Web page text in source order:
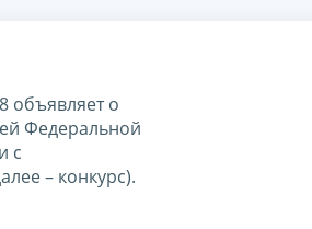
объявляет о
Федеральной
с
– конкурс).